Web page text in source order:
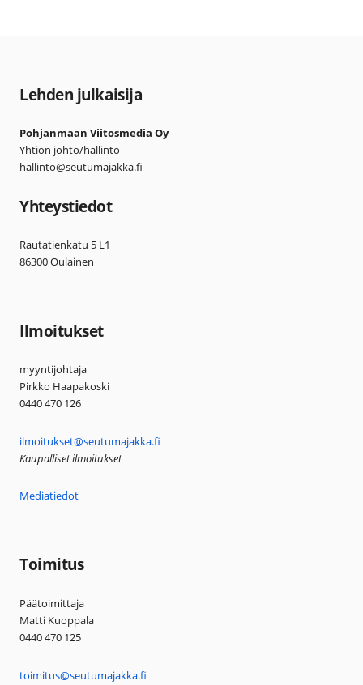
Lehden julkaisija
Pohjanmaan Viitosmedia Oy
Yhtiön johto/hallinto
hallinto@seutumajakka.fi
Yhteystiedot
Rautatienkatu 5 L1
86300 Oulainen
Ilmoitukset
myyntijohtaja
Pirkko Haapakoski
0440 470 126
ilmoitukset@seutumajakka.fi
Kaupalliset ilmoitukset
Mediatiedot
Toimitus
Päätoimittaja
Matti Kuoppala
0440 470 125
toimitus@seutumajakka.fi